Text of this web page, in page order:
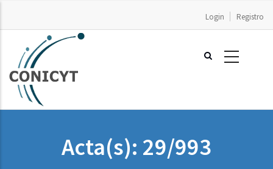
principal
Login Registro
Acta(s): 29/993